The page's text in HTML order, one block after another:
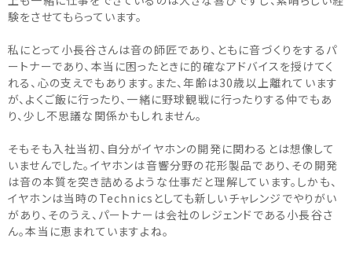
験をさせてもらっています。
私にとって小長谷さんは音の師匠であり、ともに音づくりをするパ
ートナーであり、本当に困ったときに的確なアドバイスを授けてく
れる、心の支えでもあります。また、年齢は30歳以上離れています
が、よくご飯に行ったり、一緒に野球観戦に行ったりする仲でもあ
り、少し不思議な関係かもしれません。
そもそも入社当初、自分がイヤホンの開発に関わるとは想像して
いませんでした。イヤホンは音響分野の花形製品であり、その開発
は音の本質を突き詰めるような仕事だと理解しています。しかも、
イヤホンは当時のTechnicsとしても新しいチャレンジでやりがい
があり、そのうえ、パートナーは会社のレジェンドである小長谷さ
ん。本当に恵まれていますよね。